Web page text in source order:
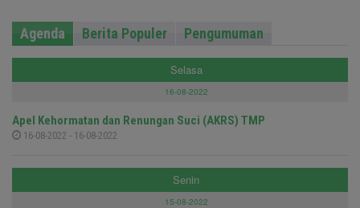
Agenda Berita Populer Pengumuman
Selasa
16-08-2022
Apel Kehormatan dan Renungan Suci (AKRS) TMP
16-08-2022 - 16-08-2022
Senin
15-08-2022